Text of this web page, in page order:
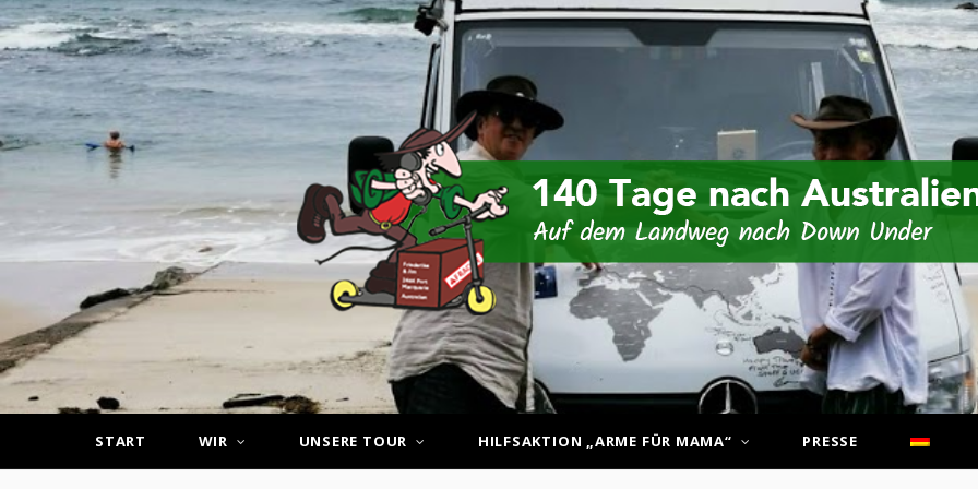
START WIR UNSERE TOUR HILFSAKTION „ARME FÜR MAMA“ PRESSE